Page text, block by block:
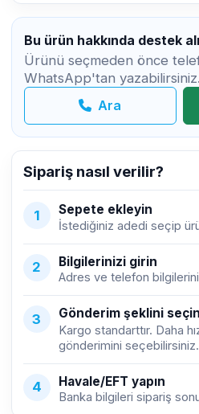
Bu ürün hakkında destek
Ürünü seçmeden önce
WhatsApp'tan yazabilirsiniz.
Ara
Sipariş nasıl verilir?
1 Sepete ekleyin
İstediğiniz adedi seçip
2 Bilgilerinizi girin
Adres ve telefon
3 Gönderim şeklini seçin
Kargo standarttır. Daha
gönderimini seçebilirsiniz.
4 Havale/EFT yapın
Banka bilgileri sipariş